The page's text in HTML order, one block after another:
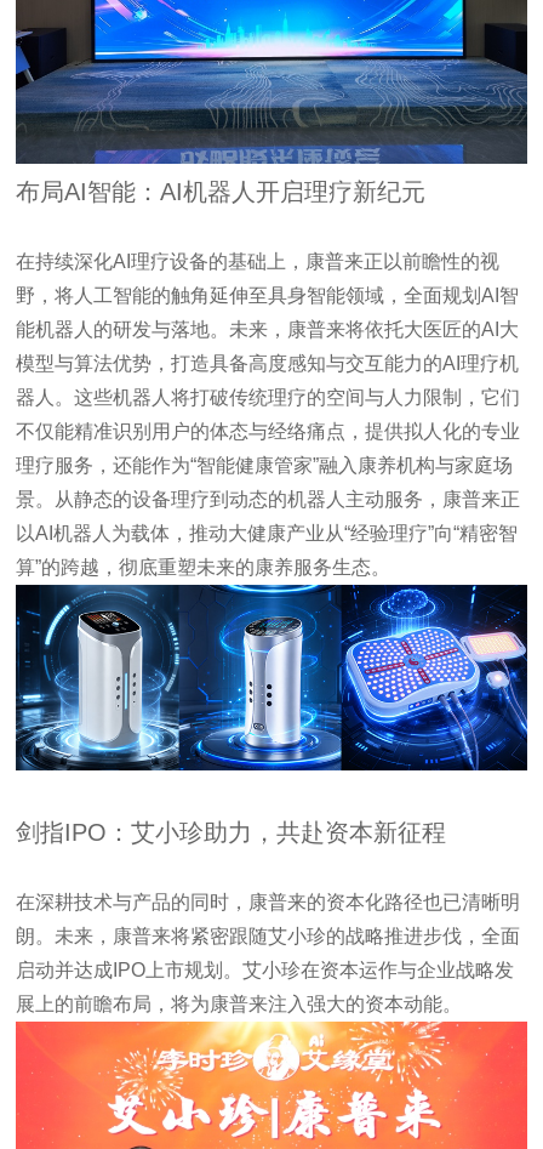
布局AI智能：AI机器人开启理疗新纪元
在持续深化AI理疗设备的基础上，康普来正以前瞻性的视
野，将人工智能的触角延伸至具身智能领域，全面规划AI智
能机器人的研发与落地。未来，康普来将依托大医匠的AI大
模型与算法优势，打造具备高度感知与交互能力的AI理疗机
器人。这些机器人将打破传统理疗的空间与人力限制，它们
不仅能精准识别用户的体态与经络痛点，提供拟人化的专业
理疗服务，还能作为“智能健康管家”融入康养机构与家庭场
景。从静态的设备理疗到动态的机器人主动服务，康普来正
以AI机器人为载体，推动大健康产业从“经验理疗”向“精密智
算”的跨越，彻底重塑未来的康养服务生态。
剑指IPO：艾小珍助力，共赴资本新征程
在深耕技术与产品的同时，康普来的资本化路径也已清晰明
朗。未来，康普来将紧密跟随艾小珍的战略推进步伐，全面
启动并达成IPO上市规划。艾小珍在资本运作与企业战略发
展上的前瞻布局，将为康普来注入强大的资本动能。